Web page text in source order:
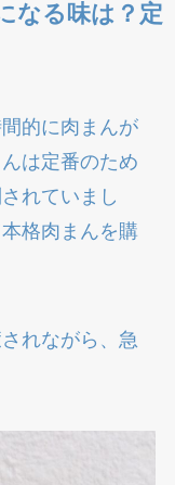
なる味は？定
的に肉まんが
は定番のため
れていまし
格肉まんを購
れながら、急